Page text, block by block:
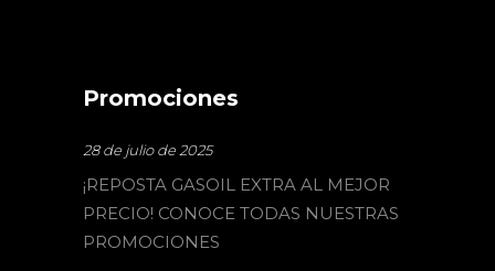
Promociones
28 de julio de 2025
¡REPOSTA GASOIL EXTRA AL MEJOR
PRECIO! CONOCE TODAS NUESTRAS
PROMOCIONES